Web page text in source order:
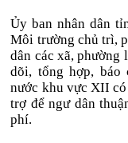
Ủy ban nhân dân
Môi trường chủ trì,
dân các xã, phường
dõi, tổng hợp, báo
nước khu vực XII
trợ để ngư dân
phí.